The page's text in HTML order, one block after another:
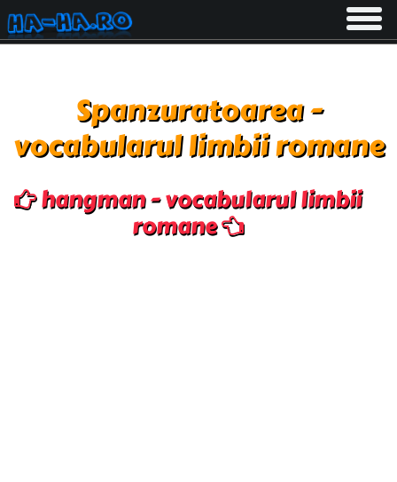
Toggle
Spanzuratoarea -
vocabularul limbii romane
hangman - vocabularul limbii
romane